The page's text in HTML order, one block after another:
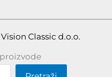
Classic d.o.o.